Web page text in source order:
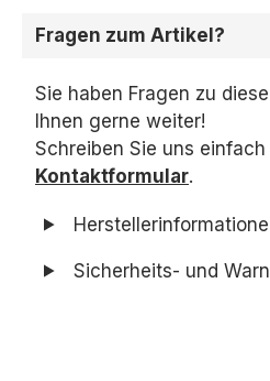
Fragen zum Artikel?
Sie haben Fragen zu
Ihnen gerne weiter!
Schreiben Sie uns
Kontaktformular.
Sicherheits- und